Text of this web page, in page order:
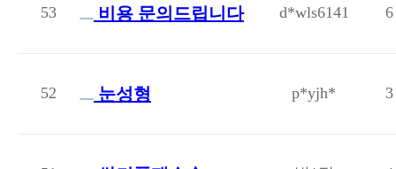
53 비용 문의드립니다 d*wls6141 6
52 눈성형 p*yjh* 3